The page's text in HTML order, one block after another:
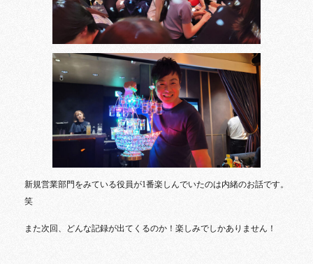
新規営業部門をみている役員が1番楽しんでいたのは内緒のお話です。
笑
また次回、どんな記録が出てくるのか！楽しみでしかありません！